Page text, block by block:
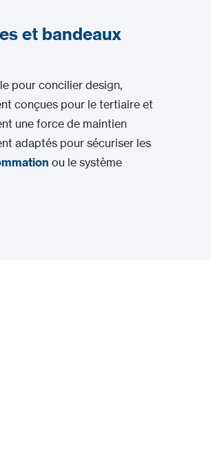
et bandeaux
pour concilier design,
conçues pour le tertiaire et
une force de maintien
adaptés pour sécuriser les
ou le système